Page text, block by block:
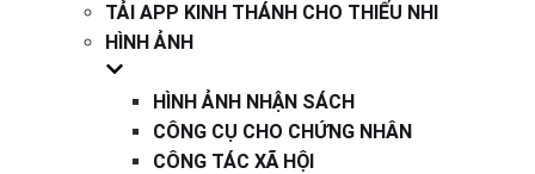
TẢI APP KINH THÁNH CHO THIẾU NHI
HÌNH ẢNH
HÌNH ẢNH NHẬN SÁCH
CÔNG CỤ CHO CHỨNG NHÂN
CÔNG TÁC XÃ HỘI